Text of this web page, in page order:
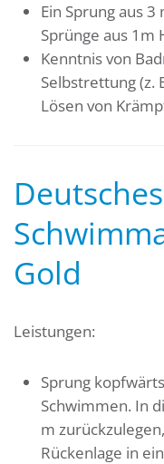
Ein Sprung aus
Sprünge aus 1m
Kenntnis von
Selbstrettung (z.
Lösen von
Deutsches
Gold
Leistungen:
Sprung
Schwimmen. In
m
Rückenlage in